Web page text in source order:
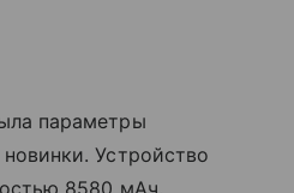
параметры
Устройство
8580 мАч,